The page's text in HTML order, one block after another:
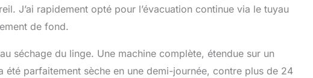
J’ai rapidement opté pour l’évacuation continue via le tuyau
de fond.
séchage du linge. Une machine complète, étendue sur un
été parfaitement sèche en une demi-journée, contre plus de 24